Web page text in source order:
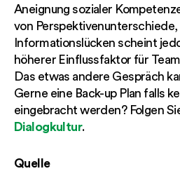
Aneignung sozialer
von
Informationslücken scheint
höherer Einflussfaktor für
Das etwas andere Gespräch
Gerne eine Back-up Plan falls
eingebracht werden? Folgen
Dialogkultur.
Quelle